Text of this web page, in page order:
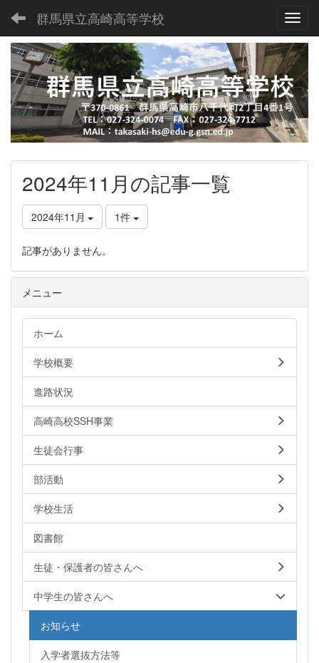
群馬県立高崎高等学校
2024年11月の記事一覧
2024年11月 1件
記事がありません。
メニュー
ホーム
学校概要
進路状況
高崎高校SSH事業
生徒会行事
部活動
学校生活
図書館
生徒・保護者の皆さんへ
中学生の皆さんへ
お知らせ
入学者選抜方法等